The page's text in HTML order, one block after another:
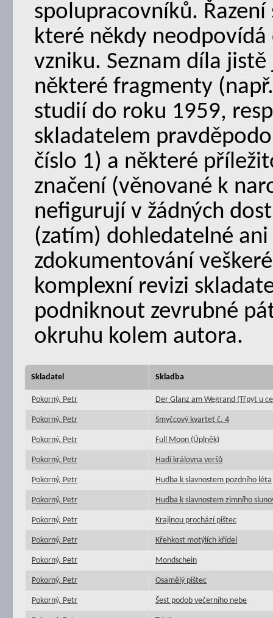
spolupracovníků.
které někdy
vzniku. Seznam díla
některé fragmenty
studií do roku 1959,
skladatelem
číslo 1) a některé
značení (věnované k
nefigurují v žádných
(zatím) dohledatelné
zdokumentování
komplexní revizi
podniknout zevrubné
okruhu kolem autora.
Skladatel Skladba
Pokorný, Petr Der Glanz am Wegrand (Třpyt u
Pokorný, Petr Smyčcový kvartet č. 4
Pokorný, Petr Full Moon (Úplněk)
Pokorný, Petr Hadí královna veršů
Pokorný, Petr Hudba k slavnostem pozdního léta
Pokorný, Petr Hudba k slavnostem zimního
Pokorný, Petr Krajinou prochází pištec
Pokorný, Petr Křehkost motýlích křídel
Pokorný, Petr Mondschein
Pokorný, Petr Osamělý pištec
Pokorný, Petr Šest podob večerního nebe